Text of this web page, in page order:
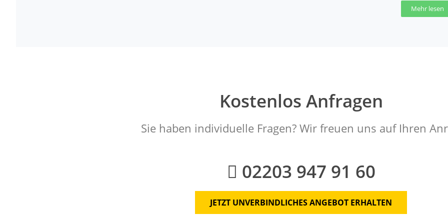
Mehr lesen
Kostenlos Anfragen
Sie haben individuelle Fragen? Wir freuen uns auf Ihren
02203 947 91 60
JETZT UNVERBINDLICHES ANGEBOT ERHALTEN